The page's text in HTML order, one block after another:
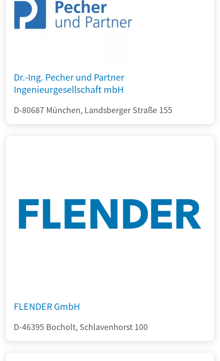
Dr.-Ing. Pecher und Partner
Ingenieurgesellschaft mbH
D-80687 München, Landsberger Straße 155
FLENDER GmbH
D-46395 Bocholt, Schlavenhorst 100